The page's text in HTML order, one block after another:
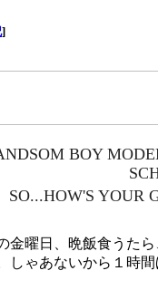
]
BOY
SO...HOW'S YOUR
金曜日、晩飯食うたら
しゃあないから１時間